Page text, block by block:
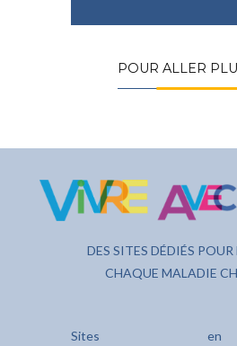
POUR ALLER
DES SITES DÉDIÉS
CHAQUE MALADIE
Sites en